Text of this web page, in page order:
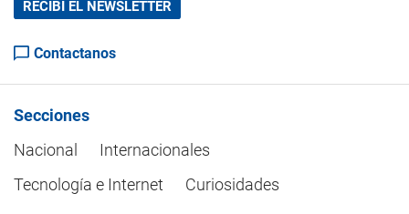
RECIBÍ EL NEWSLETTER
Contactanos
Secciones
Nacional
Internacionales
Tecnología e Internet
Curiosidades